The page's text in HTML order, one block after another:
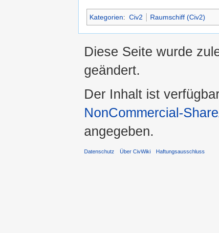
Kategorien: Civ2 Raumschiff (Civ2)
Diese Seite wurde
geändert.
Der Inhalt ist
NonCommercial-
angegeben.
Datenschutz Über CivWiki Haftungsausschluss